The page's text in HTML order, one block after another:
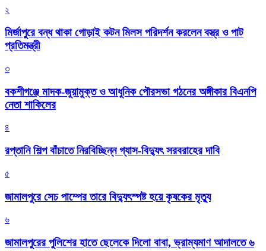
২
মির্জাপুরে বন্ধ থাকা গোড়াই কটন মিলস পরিদর্শন করলেন বস্ত্র ও পাট
প্রতিমন্ত্রী
৩
বকশীগঞ্জে মাদক-জুয়ামুক্ত ও আধুনিক পৌরসভা গঠনের অঙ্গীকার বিএনপি
নেতা শাকিলের
৪
রপ্তানি শিল্প বাঁচাতে নিরবিচ্ছিন্ন গ্যাস-বিদ্যুৎ সরবরাহের দাবি
৫
জামালপুরে সেচ পাম্পের তারে বিদ্যুৎস্পষ্ট হয়ে কৃষকের মৃত্যু
৬
জামালপুরের পুলিশের হাতে ছেলেকে দিলো বাবা, ভ্রাম্যমাণ আদালতে ৬